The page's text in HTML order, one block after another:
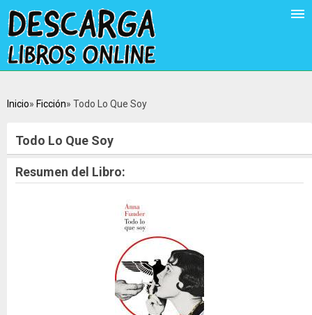
Inicio Ficción Todo Lo Que Soy
Todo Lo Que Soy
Resumen del Libro: